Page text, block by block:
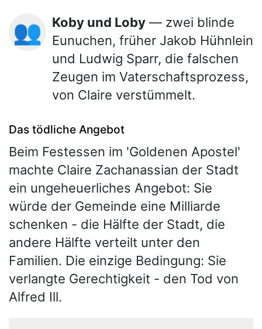
👥 Koby und Loby — zwei blinde
Eunuchen, früher Jakob Hühnlein
und Ludwig Sparr, die falschen
Zeugen im Vaterschaftsprozess,
von Claire verstümmelt.
Das tödliche Angebot
Beim Festessen im 'Goldenen Apostel'
machte Claire Zachanassian der Stadt
ein ungeheuerliches Angebot: Sie
würde der Gemeinde eine Milliarde
schenken - die Hälfte der Stadt, die
andere Hälfte verteilt unter den
Familien. Die einzige Bedingung: Sie
verlangte Gerechtigkeit - den Tod von
Alfred Ill.